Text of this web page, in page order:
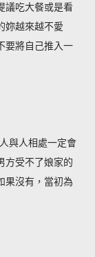
議吃大餐或是看
妳越來越不愛
要將自己推入一
與人相處一定會
方受不了娘家的
果沒有，當初為